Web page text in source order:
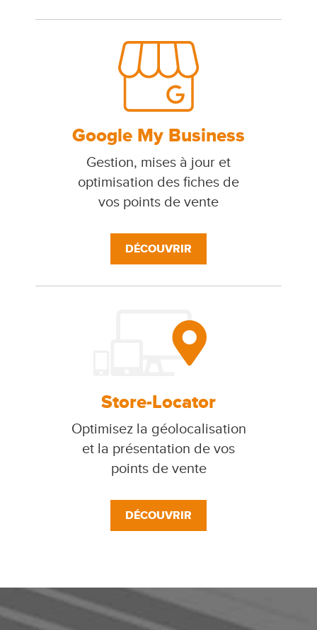
Google My Business
Gestion, mises à jour et
optimisation des fiches de
vos points de vente
DÉCOUVRIR
Store-Locator
Optimisez la géolocalisation
et la présentation de vos
points de vente
DÉCOUVRIR